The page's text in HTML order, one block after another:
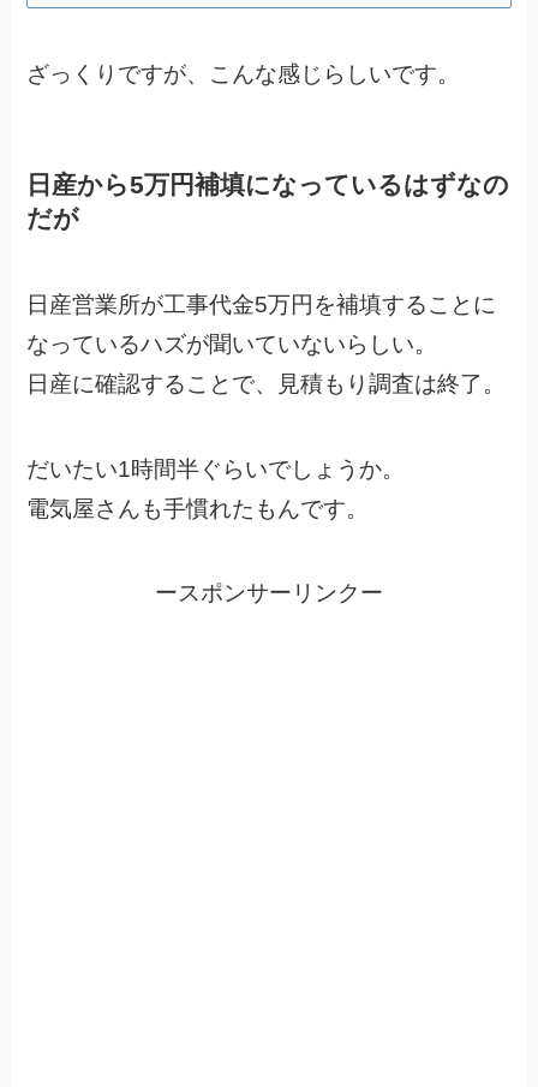
ざっくりですが、こんな感じらしいです。
日産から5万円補填になっているはずなの
だが
日産営業所が工事代金5万円を補填することに
なっているハズが聞いていないらしい。
日産に確認することで、見積もり調査は終了。
だいたい1時間半ぐらいでしょうか。
電気屋さんも手慣れたもんです。
ースポンサーリンクー